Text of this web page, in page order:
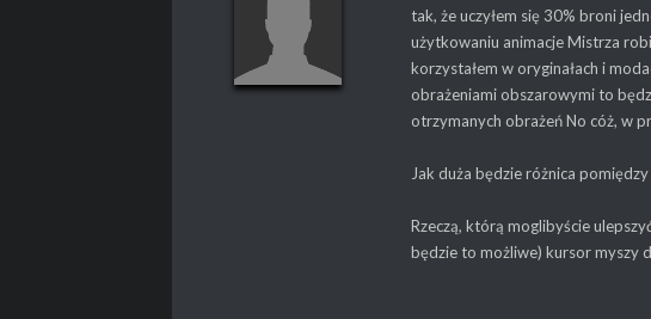
tak, że uczyłem się 30% broni
użytkowaniu animacje Mistrza
korzystałem w oryginałach i
obrażeniami obszarowymi to
otrzymanych obrażeń No cóż, w
Jak duża będzie różnica
Rzeczą, którą moglibyście
będzie to możliwe) kursor myszy